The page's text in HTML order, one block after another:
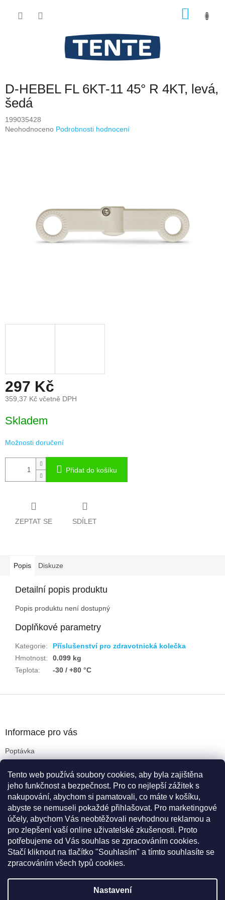
Tento web používá soubory cookies, aby byla zajištěna
jeho funkčnost a bezpečnost. Pro co nejlepší zážitek s
nakupování, abychom si pamatovali, co máte v košíku,
abyste se nemuseli pokaždé přihlašovat. Pro marketingové
účely, abychom Vás neobtěžovali nevhodnou reklamou a
pro zlepšení vaší online uživatelské zkušenosti. Proto
potřebujeme od Vás souhlas se zpracováním cookies.
Stačí kliknout na tlačítko "Souhlasím" a tímto souhlasíte se
zpracováním všech typů cookies.
Nastavení
D-HEBEL FL 6KT-11 45° R 4KT, levá,
šedá
199035428
Průměrné
Neohodnoceno Podrobnosti hodnocení
297 Kč
359,37 Kč včetně DPH
cena:
Skladem
Možnosti doručení
Přidat do košíku
ZEPTAT SE SDÍLET
Popis Diskuze
Detailní popis produktu
Popis produktu není dostupný
Doplňkové parametry
Kategorie:
Příslušenství pro zdravotnická kolečka
Hmotnost:
0.099 kg
Teplota: -30 / +80 °C
Informace pro vás
Poptávka
Podmínky ochrany osobních údajů
Reklamační řád
Kritéria pro výběr koleček
Doprava a platba
Cookies
Novinky